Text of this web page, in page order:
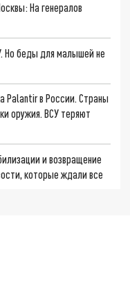
На генералов
Но беды для малышей не
Palantir в России. Страны
оружия. ВСУ теряют
и возвращение
которые ждали все